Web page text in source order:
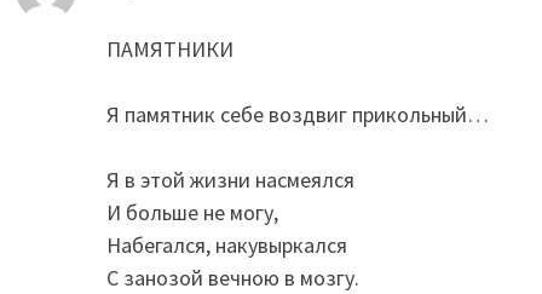
ПАМЯТНИКИ
Я памятник себе воздвиг прикольный…
Я в этой жизни насмеялся
И больше не могу,
Набегался, накувыркался
С занозой вечною в мозгу.